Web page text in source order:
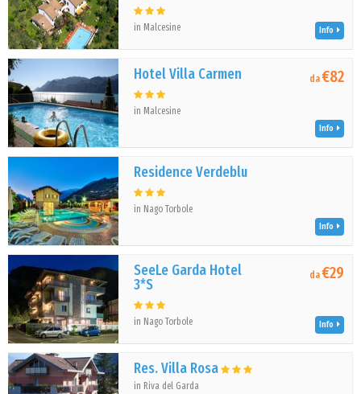
in Malcesine Info
Hotel Villa Carmen
in Malcesine
da€82
Info
Residence Verdeblu
in Nago Torbole
Info
SeeLe Garda Hotel
3*S
in Nago Torbole
da€29
Info
Res. Villa Rosa
in Riva del Garda